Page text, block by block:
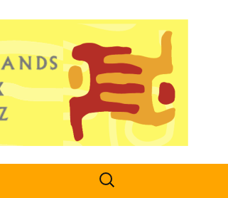
Search
for: